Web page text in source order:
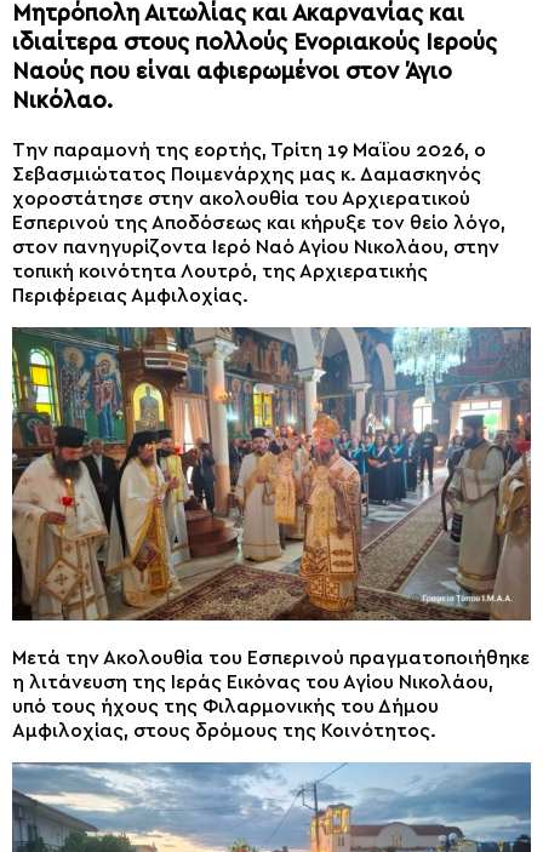
Μητρόπολη Αιτωλίας και Ακαρνανίας και
ιδιαίτερα στους πολλούς Ενοριακούς Ιερούς
Ναούς που είναι αφιερωμένοι στον Άγιο
Νικόλαο.
Την παραμονή της εορτής, Τρίτη 19 Μαΐου 2026, ο
Σεβασμιώτατος Ποιμενάρχης μας κ. Δαμασκηνός
χοροστάτησε στην ακολουθία του Αρχιερατικού
Εσπερινού της Αποδόσεως και κήρυξε τον θείο λόγο,
στον πανηγυρίζοντα Ιερό Ναό Αγίου Νικολάου, στην
τοπική κοινότητα Λουτρό, της Αρχιερατικής
Περιφέρειας Αμφιλοχίας.
Μετά την Ακολουθία του Εσπερινού πραγματοποιήθηκε
η λιτάνευση της Ιεράς Εικόνας του Αγίου Νικολάου,
υπό τους ήχους της Φιλαρμονικής του Δήμου
Αμφιλοχίας, στους δρόμους της Κοινότητος.